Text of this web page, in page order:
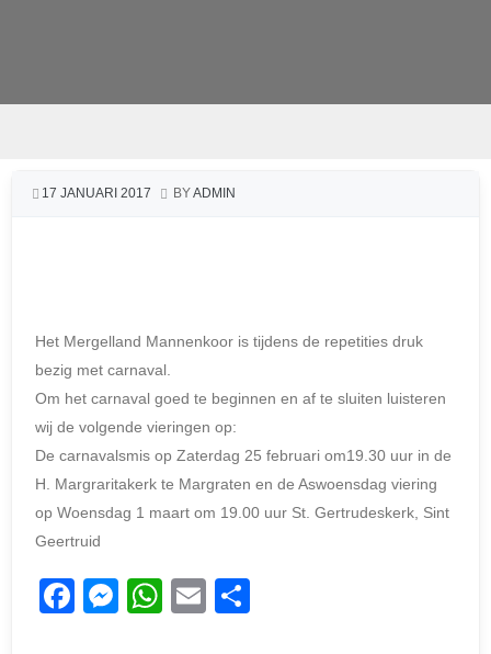
17 JANUARI 2017 BYADMIN
Het Mergelland Mannenkoor is tijdens de repetities druk
bezig met carnaval.
Om het carnaval goed te beginnen en af te sluiten luisteren
wij de volgende vieringen op:
De carnavalsmis op Zaterdag 25 februari om19.30 uur in de
H. Margraritakerk te Margraten en de Aswoensdag viering
op Woensdag 1 maart om 19.00 uur St. Gertrudeskerk, Sint
Geertruid
F
M
W
E